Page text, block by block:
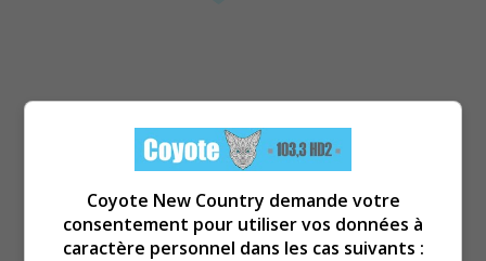
Coyote New Country demande votre
consentement pour utiliser vos données à
caractère personnel dans les cas suivants :